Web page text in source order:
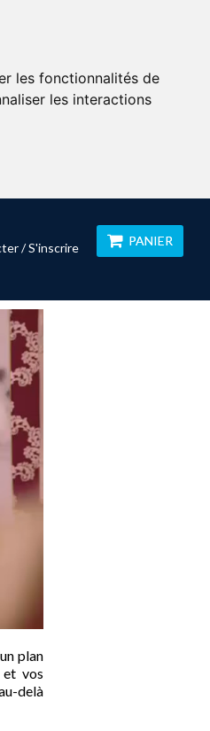
les fonctionnalités de
les interactions
/ S'inscrire PANIER
plan
et vos
delà